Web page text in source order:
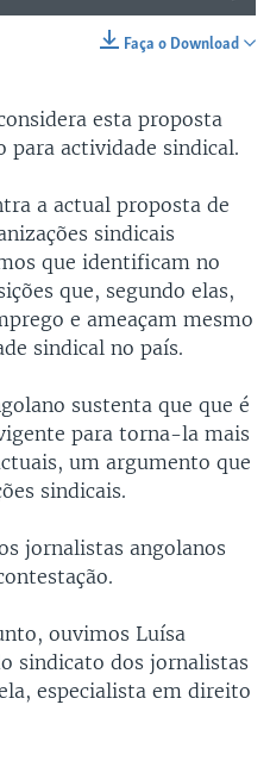
Faça o Download
esta proposta
para actividade sindical.
a actual proposta de
sindicais
que identificam no
que, segundo elas,
e ameaçam mesmo
sindical no país.
sustenta que que é
para torna-la mais
um argumento que
sindicais.
jornalistas angolanos
ouvimos Luísa
sindicato dos jornalistas
especialista em direito